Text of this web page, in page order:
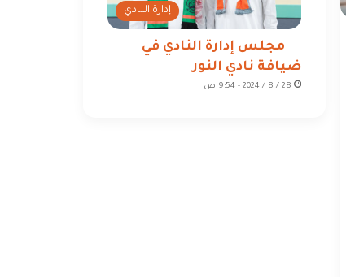
إدارة النادي
مجلس إدارة النادي في
ضيافة نادي النور
28 / 8 / 2024 - 9:54 ص